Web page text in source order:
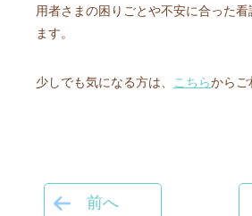
用者さまの困りごとや不安に合った
ます。
少しでも気になる方は、 こちらからご
前へ